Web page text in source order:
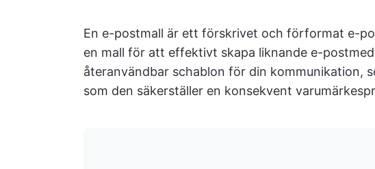
En e-postmall är ett förskrivet och förformat e-
en mall för att effektivt skapa liknande e-
återanvändbar schablon för din kommunikation,
som den säkerställer en konsekvent